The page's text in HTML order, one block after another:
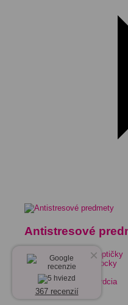
Antistresové
Antistresové loptičky
Antistresové kocky
Antistresové srdcia
×
367 recenzií